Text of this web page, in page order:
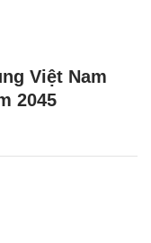
Việt Nam
2045